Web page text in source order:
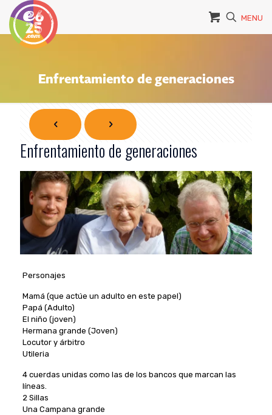
MENU
Enfrentamiento de generaciones
Enfrentamiento de generaciones
Personajes
Mamá (que actúe un adulto en este papel)
Papá (Adulto)
El niño (joven)
Hermana grande (Joven)
Locutor y árbitro
Utileria
4 cuerdas unidas como las de los bancos que marcan las
líneas.
2 Sillas
Una Campana grande